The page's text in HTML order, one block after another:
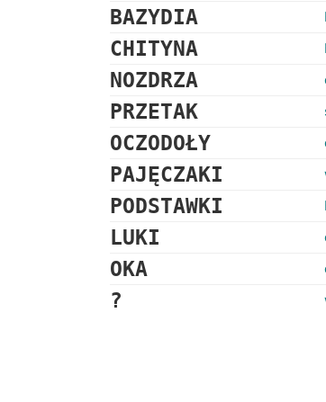
BAZYDIA
CHITYNA
NOZDRZA
PRZETAK
OCZODOŁY
PAJĘCZAKI
PODSTAWKI
LUKI
OKA
?